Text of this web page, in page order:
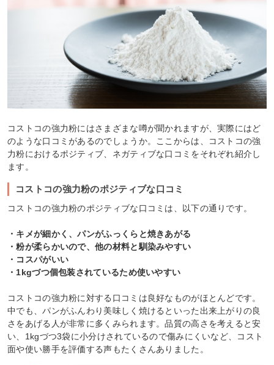
コストコの強力粉にはさまざまな噂が聞かれますが、実際にはど
のような口コミがあるのでしょうか。ここからは、コストコの強
力粉におけるポジティブ、ネガティブな口コミをそれぞれ紹介し
ます。
コストコの強力粉のポジティブな口コミ
コストコの強力粉のポジティブな口コミは、以下の通りです。
・キメが細かく、パンがふっくらと焼きあがる
・粉が柔らかいので、他の材料と馴染みやすい
・コスパがいい
・1kgづつ個包装されているため使いやすい
コストコの強力粉に対する口コミは良好なものがほとんどです。
中でも、パンがふんわり美味しく焼けるといった出来上がりの良
さをあげる人が非常に多くみられます。品質の高さを考えると安
い、1kgづつ3袋に小分けされているので傷みにくいなど、コスト
面や使い勝手を評価する声もたくさんありました。